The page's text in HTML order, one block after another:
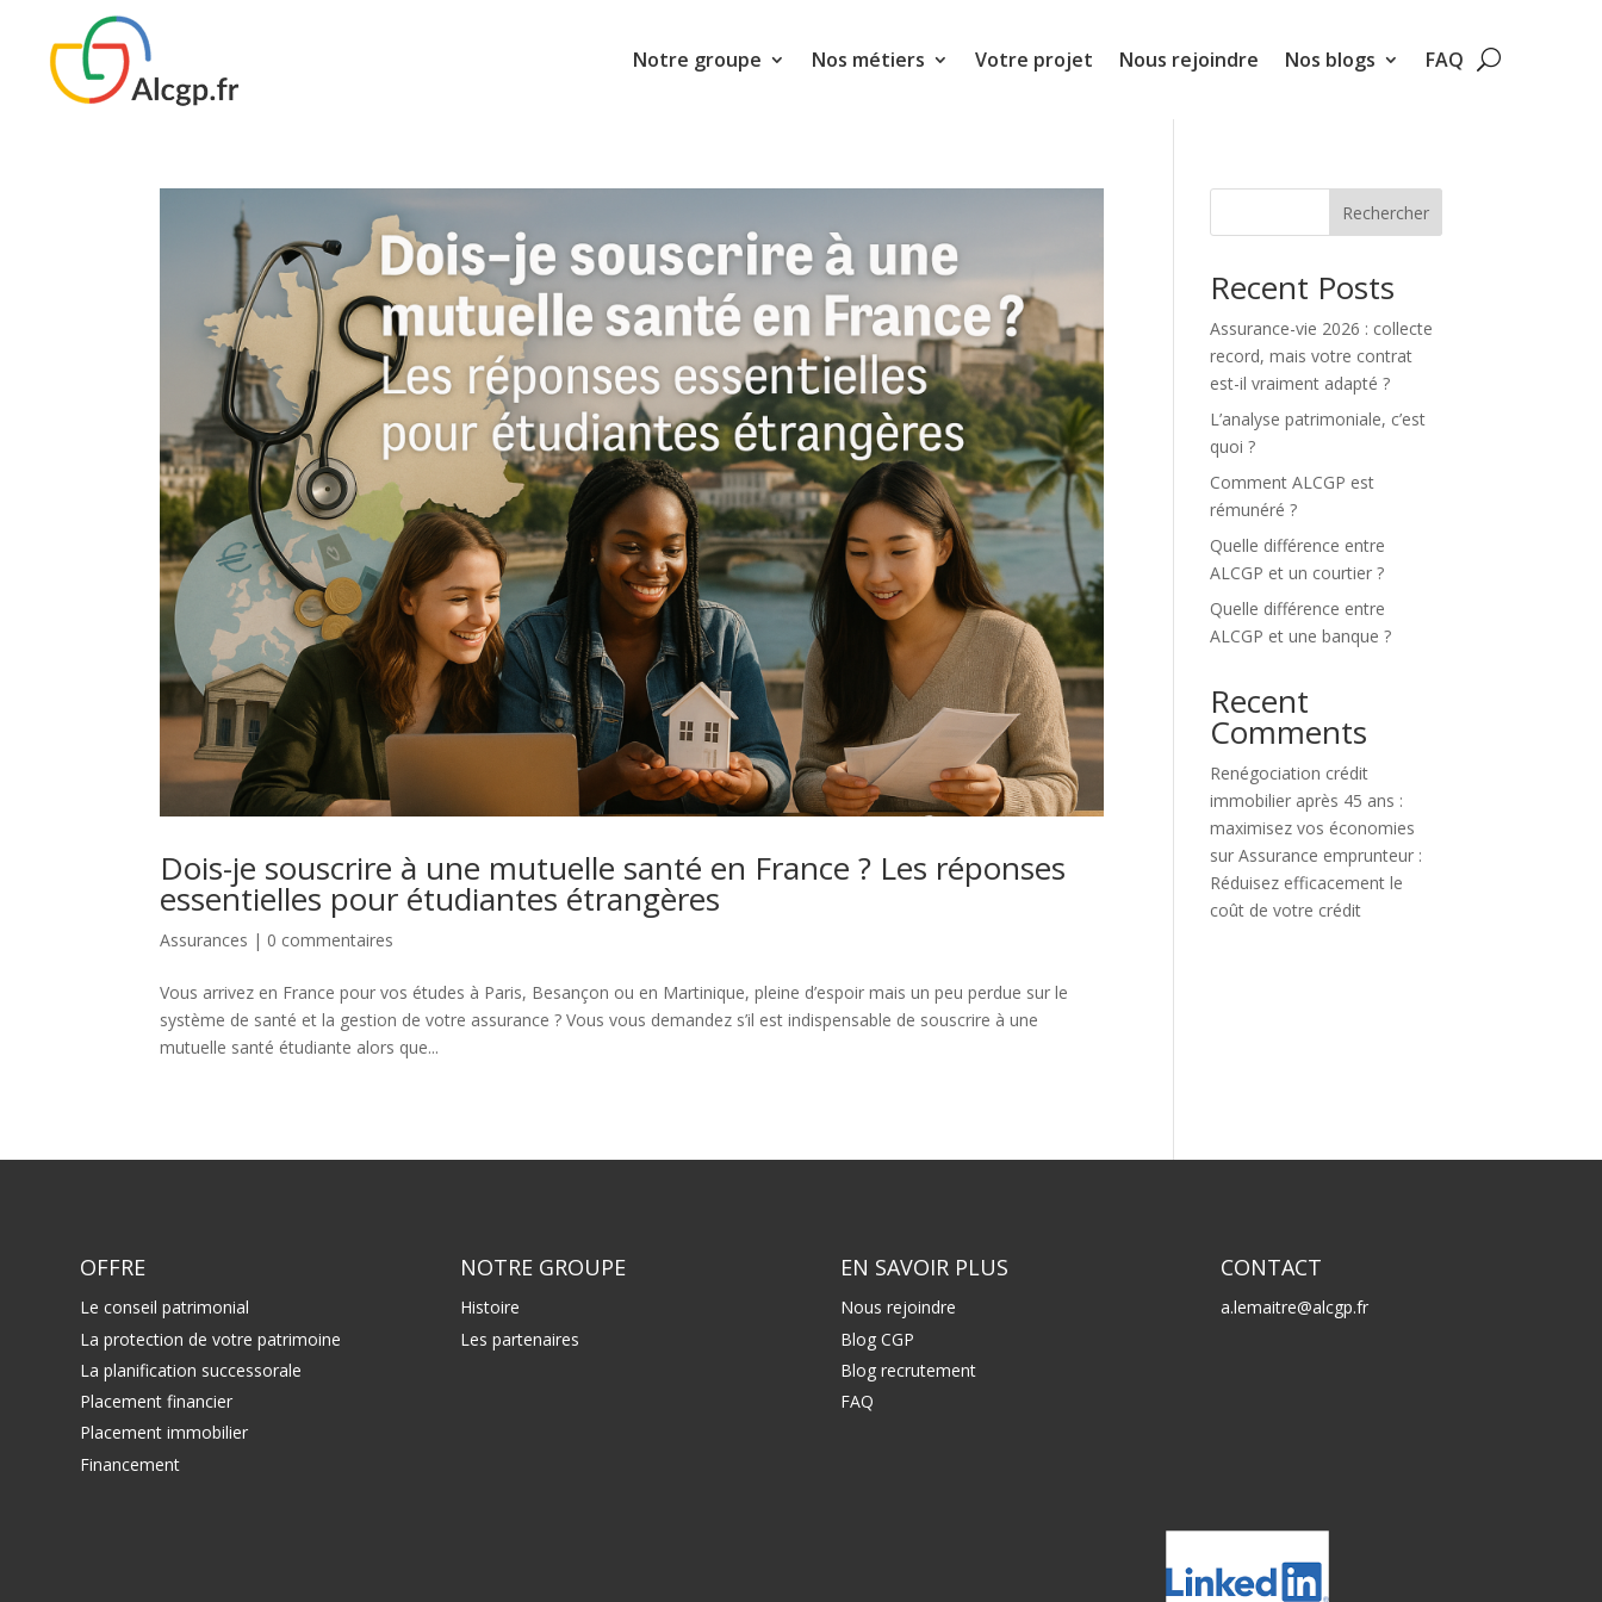
Notre groupe Nos métiers Votre projet Nous rejoindre Nos blogs FAQ
Dois-je souscrire à une mutuelle santé en France ? Les réponses
essentielles pour étudiantes étrangères
Assurances | 0 commentaires
Vous arrivez en France pour vos études à Paris, Besançon ou en Martinique, pleine d’espoir mais un peu perdue sur le
système de santé et la gestion de votre assurance ? Vous vous demandez s’il est indispensable de souscrire à une
mutuelle santé étudiante alors que...
Rechercher
Recent Posts
Assurance-vie 2026 : collecte
record, mais votre contrat
est-il vraiment adapté ?
L’analyse patrimoniale, c’est
quoi ?
Comment ALCGP est
rémunéré ?
Quelle différence entre
ALCGP et un courtier ?
Quelle différence entre
ALCGP et une banque ?
Recent
Comments
Renégociation crédit
immobilier après 45 ans :
maximisez vos économies
surAssurance emprunteur :
Réduisez efficacement le
coût de votre crédit
OFFRE
Le conseil patrimonial
La protection de votre patrimoine
La planification successorale
Placement financier
Placement immobilier
Financement
NOTRE GROUPE
Histoire
Les partenaires
EN SAVOIR PLUS
Nous rejoindre
Blog CGP
Blog recrutement
FAQ
CONTACT
a.lemaitre@alcgp.fr